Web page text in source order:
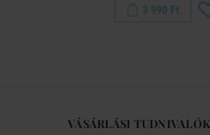
3 990 Ft
VÁSÁRLÁSI TUDNIVALÓK